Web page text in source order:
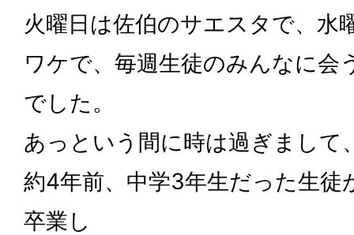
火曜日は佐伯のサエスタで、水
ワケで、毎週生徒のみんなに会
でした。
あっという間に時は過ぎまして
約4年前、中学3年生だった生徒
卒業し